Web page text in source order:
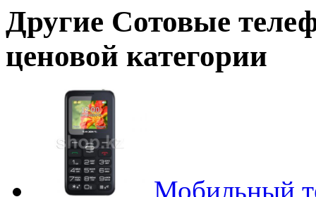
Другие Сотовые
ценовой категории
Мобильный